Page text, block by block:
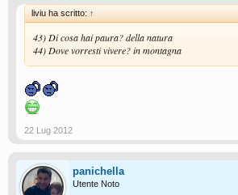
liviu ha scritto: ↑
43) Di cosa hai paura? della natura
44) Dove vorresti vivere? in montagna
22 Lug 2012
panichella
Utente Noto